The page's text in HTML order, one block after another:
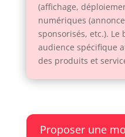
(affichage,
numériques
sponsorisés, etc.). Le
audience spécifique
des produits et
Proposer une